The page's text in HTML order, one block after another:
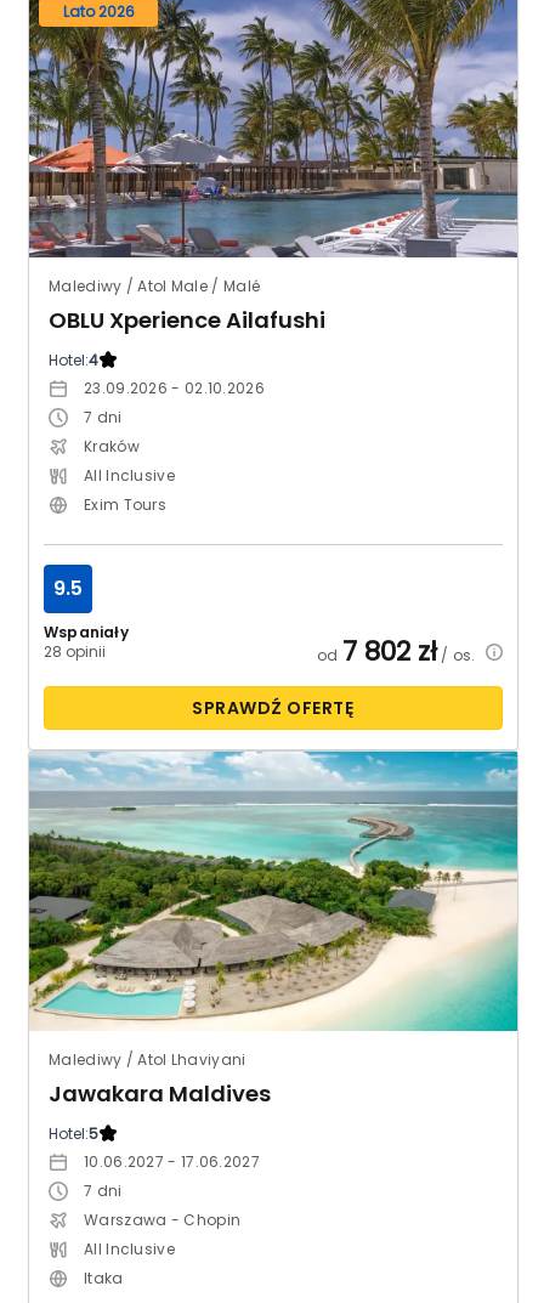
Lato 2026
Malediwy / Atol Male / Malé
OBLU Xperience Ailafushi
Hotel:4
23.09.2026 - 02.10.2026
7 dni
Kraków
All Inclusive
Exim Tours
Wspaniały
28 opinii
9.5
od 7 802 zł/ os.
SPRAWDŹ OFERTĘ
Malediwy / Atol Lhaviyani
Jawakara Maldives
Hotel:5
10.06.2027 - 17.06.2027
7 dni
Warszawa - Chopin
All Inclusive
Itaka